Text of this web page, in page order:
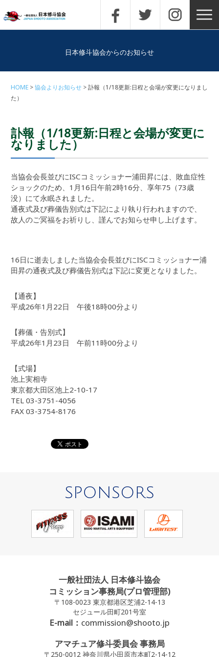
日本修斗協会からのお知らせ
HOME 協会よりお知らせ
訃報（1/18更新:日程と会場が変更になりまし
た）
訃報（1/18更新:日程と会場が変更に
なりました）
当協会会長並びにISCコミッショナー浦田昇には、敗血症性
ショックのため、1月16日午前2時16分、享年75（73歳
没）にて永眠されました。
通夜式及び葬儀告別式は下記により執り行われますので、
故人のご冥福をお祈りし、謹んでお知らせ申し上げます。
16日に逝去しました当協会会長並びにISCコミッショナー浦
田昇の通夜式及び葬儀告別式は下記に変更となりました。
【通夜】
平成26年1月22日 午後18時00分より
【葬儀・告別式】
平成26年1月23日 午前11時00分より
【式場】
池上実相寺
東京都大田区池上2-10-17
TEL 03-3751-4056
FAX 03-3754-8176
SPONSORS
一般社団法人 日本修斗協会
コミッション事務局(プロ管理部)
〒108-0023 東京都港区芝浦2-14-13
セジュール田町201号室
E-mail： commission@shooto.jp
アマチュア修斗委員会 事務局
〒250-0012 神奈川県小田原市本町2-14-12